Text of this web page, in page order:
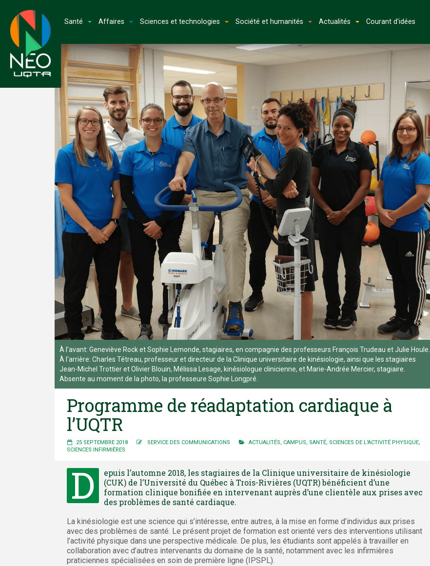
Santé Affaires Sciences et technologies Société et humanités Actualités Courant d'idées
À l'avant: Geneviève Rock et Sophie Lemonde, stagiaires, en compagnie des professeurs François Trudeau et Julie Houle.
À l'arrière: Charles Tétreau, professeur et directeur de la Clinique universitaire de kinésiologie, ainsi que les stagiaires
Jean-Michel Trottier et Olivier Blouin, Mélissa Lesage, kinésiologue clinicienne, et Marie-Andrée Mercier, stagiaire.
Absente au moment de la photo, la professeure Sophie Longpré.
Programme de réadaptation cardiaque à
l’UQTR
25 SEPTEMBRE 2018 SERVICE DES COMMUNICATIONS ACTUALITÉS, CAMPUS, SANTÉ, SCIENCES DE L'ACTIVITÉ PHYSIQUE,
SCIENCES INFIRMIÈRES
D
epuis l’automne 2018, les stagiaires de la Clinique universitaire de kinésiologie
(CUK) de l’Université du Québec à Trois-Rivières (UQTR) bénéficient d’une
formation clinique bonifiée en intervenant auprès d’une clientèle aux prises avec
des problèmes de santé cardiaque.
La kinésiologie est une science qui s’intéresse, entre autres, à la mise en forme d’individus aux prises
avec des problèmes de santé. Le présent projet de formation est orienté vers des interventions utilisant
l’activité physique dans une perspective médicale. De plus, les étudiants sont appelés à travailler en
collaboration avec d’autres intervenants du domaine de la santé, notamment avec les infirmières
praticiennes spécialisées en soin de première ligne (IPSPL).